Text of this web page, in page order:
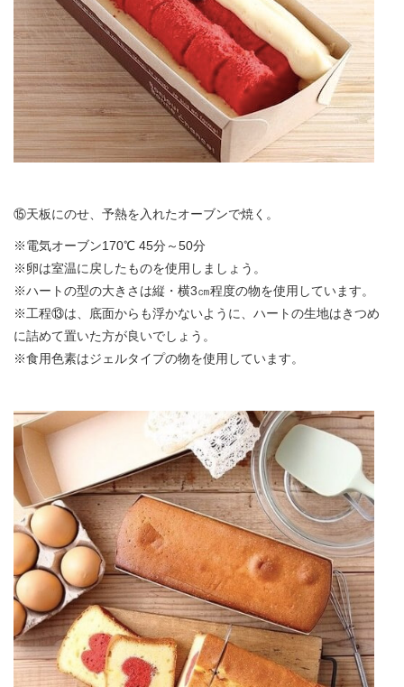
⑮天板にのせ、予熱を入れたオーブンで焼く。
※電気オーブン170℃ 45分～50分
※卵は室温に戻したものを使用しましょう。
※ハートの型の大きさは縦・横3㎝程度の物を使用しています。
※工程⑬は、底面からも浮かないように、ハートの生地はきつめ
に詰めて置いた方が良いでしょう。
※食用色素はジェルタイプの物を使用しています。